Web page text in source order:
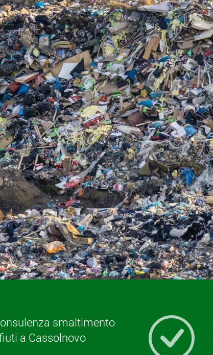
smaltimento
a Cassolnovo